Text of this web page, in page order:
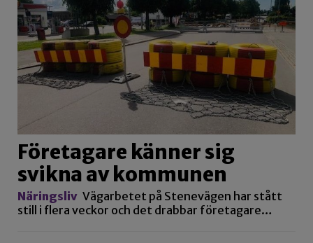
Företagare känner sig
svikna av kommunen
Näringsliv Vägarbetet på Stenevägen har stått
still i flera veckor och det drabbar företagare…